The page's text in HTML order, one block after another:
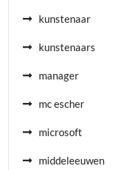
kunstenaar
kunstenaars
manager
mc escher
microsoft
middeleeuwen